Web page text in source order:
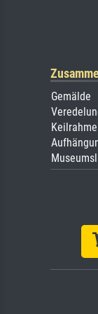
Gemälde